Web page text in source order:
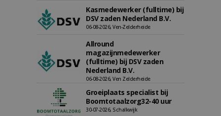
Kasmedewerker (fulltime) bij
DSV zaden Nederland B.V.
06-08-2026, Ven-Zelderheide
Allround
magazijnmedewerker
(fulltime) bij DSV zaden
Nederland B.V.
06-08-2026, Ven Zelderheide
Groeiplaats specialist bij
Boomtotaalzorg32-40 uur
30-07-2026, Schalkwijk